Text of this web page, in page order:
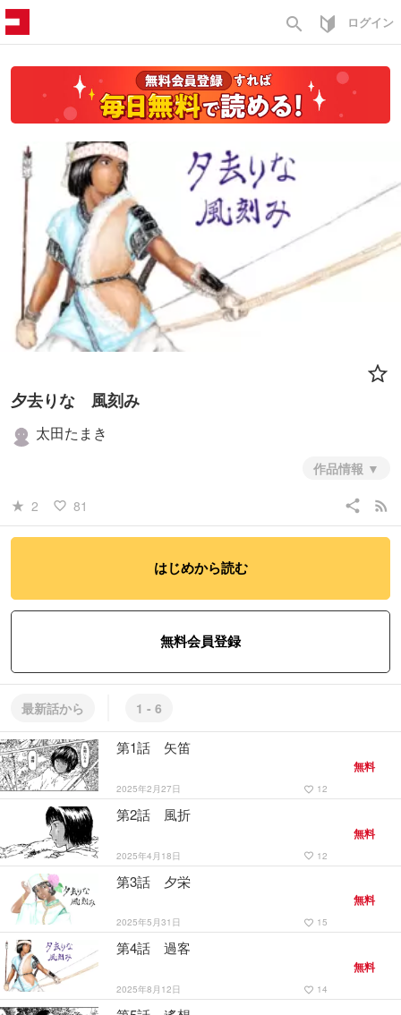
search ログイン
夕去りな 風刻み
太田たまき
まれながらの強弓をもって、小さな故郷の存亡をかけた小さな戦で戦い
続ける少女がいました。先のない日々の中、とある出会いから少女の心
が含まれています
作品情報
star_rate 2 favorite_border 81 share rss_feed
はじめから読む
無料会員登録
最新話から 1 - 6
第1話 矢笛
2025年2月27日 favorite_border 12
無料
第2話 風折
2025年4月18日 favorite_border 12
無料
第3話 夕栄
2025年5月31日 favorite_border 15
無料
第4話 過客
2025年8月12日 favorite_border 14
無料